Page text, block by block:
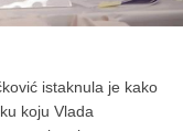
istaknula je kako
koju Vlada